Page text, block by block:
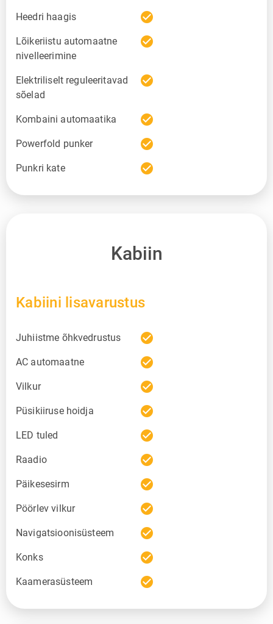
Heedri haagis check_circle
Lõikeriistu automaatne
nivelleerimine
check_circle
Elektriliselt reguleeritavad
sõelad
check_circle
Kombaini automaatika check_circle
Powerfold punker check_circle
Punkri kate check_circle
Kabiin
Kabiini lisavarustus
Juhiistme õhkvedrustus check_circle
AC automaatne check_circle
Vilkur check_circle
Püsikiiruse hoidja check_circle
LED tuled check_circle
Raadio check_circle
Päikesesirm check_circle
Pöörlev vilkur check_circle
Navigatsioonisüsteem check_circle
Konks check_circle
Kaamerasüsteem check_circle